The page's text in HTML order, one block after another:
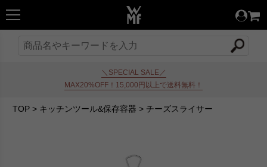
＼SPECIAL SALE／
MAX20%OFF！15,000円以上で送料無料！
TOP> キッチンツール&保存容器 > チーズスライサー